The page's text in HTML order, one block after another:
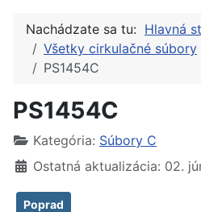
Nachádzate sa tu: Hlavná
Všetky cirkulačné súbory
PS1454C
PS1454C
Kategória: Súbory C
Ostatná aktualizácia: 02.
Poprad